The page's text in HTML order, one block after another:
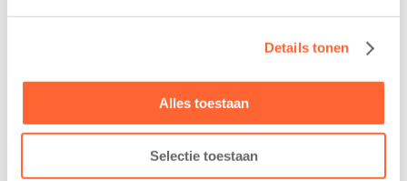
Details tonen
Alles toestaan
Selectie toestaan
Na…
namelijk de
nieuwe
naamsponsor
van…